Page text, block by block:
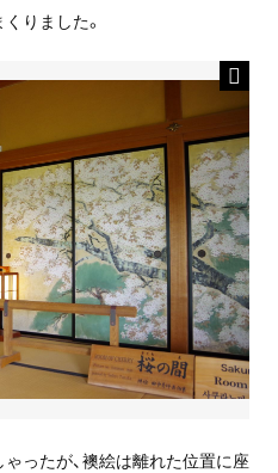
りました。
ったが、襖絵は離れた位置に座